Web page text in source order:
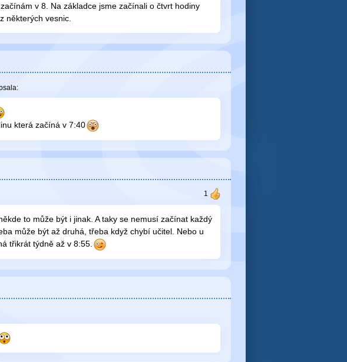
v 8. Na základce jsme začínali o čtvrt hodiny
některých vesnic.
která začíná v 7:40
to může být i jinak. A taky se nemusí začínat každý
může být až druhá, třeba když chybí učitel. Nebo u
třikrát týdně až v 8:55.